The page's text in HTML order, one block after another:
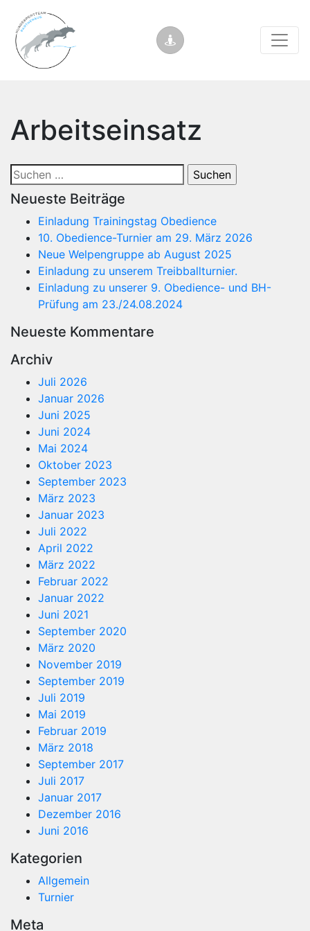
Arbeitseinsatz
Suchen
nach:
Neueste Beiträge
Einladung Trainingstag Obedience
10. Obedience-Turnier am 29. März 2026
Neue Welpengruppe ab August 2025
Einladung zu unserem Treibballturnier.
Einladung zu unserer 9. Obedience- und BH-
Prüfung am 23./24.08.2024
Neueste Kommentare
Archiv
Juli 2026
Januar 2026
Juni 2025
Juni 2024
Mai 2024
Oktober 2023
September 2023
März 2023
Januar 2023
Juli 2022
April 2022
März 2022
Februar 2022
Januar 2022
Juni 2021
September 2020
März 2020
November 2019
September 2019
Juli 2019
Mai 2019
Februar 2019
März 2018
September 2017
Juli 2017
Januar 2017
Dezember 2016
Juni 2016
Kategorien
Allgemein
Turnier
Meta